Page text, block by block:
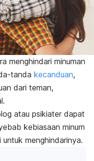
menghindari minuman
tanda kecanduan,
dari teman,
atau psikiater dapat
kebiasaan minum
menghindarinya.